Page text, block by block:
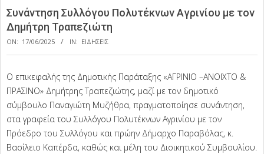
Συνάντηση Συλλόγου Πολυτέκνων Αγρινίου με τον
Δημήτρη Τραπεζιώτη
ON: 17/06/2025 IN: ΕΙΔΗΣΕΙΣ
Ο επικεφαλής της Δημοτικής Παράταξης «ΑΓΡΙΝΙΟ –ΑΝΟΙΧΤΟ &
ΠΡΑΣΙΝΟ» Δημήτρης Τραπεζιώτης, μαζί με τον δημοτικό
σύμβουλο Παναγιώτη Μυζήθρα, πραγματοποίησε συνάντηση,
στα γραφεία του Συλλόγου Πολυτέκνων Αγρινίου με τον
Πρόεδρο του Συλλόγου και πρώην Δήμαρχο Παραβόλας, κ.
Βασίλειο Καπέρδα, καθώς και μέλη του Διοικητικού Συμβουλίου.